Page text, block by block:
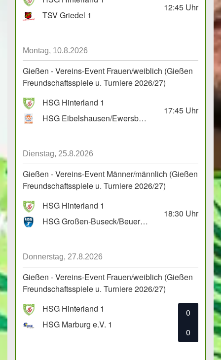
TSV Griedel 1
12:45 Uhr
Montag, 10.8.2026
Gießen - Vereins-Event Frauen/weiblich (Gießen
Freundschaftsspiele u. Turniere 2026/27)
HSG Hinterland 1
HSG Eibelshausen/Ewersbach GbR 2
17:45 Uhr
Dienstag, 25.8.2026
Gießen - Vereins-Event Männer/männlich (Gießen
Freundschaftsspiele u. Turniere 2026/27)
HSG Hinterland 1
HSG Großen-Buseck/Beuern 1
18:30 Uhr
Donnerstag, 27.8.2026
Gießen - Vereins-Event Frauen/weiblich (Gießen
Freundschaftsspiele u. Turniere 2026/27)
HSG Hinterland 1
HSG Marburg e.V. 1
0
0